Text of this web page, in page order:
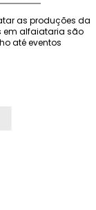
as produções da
em alfaiataria são
até eventos